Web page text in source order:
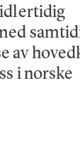
av
i norske